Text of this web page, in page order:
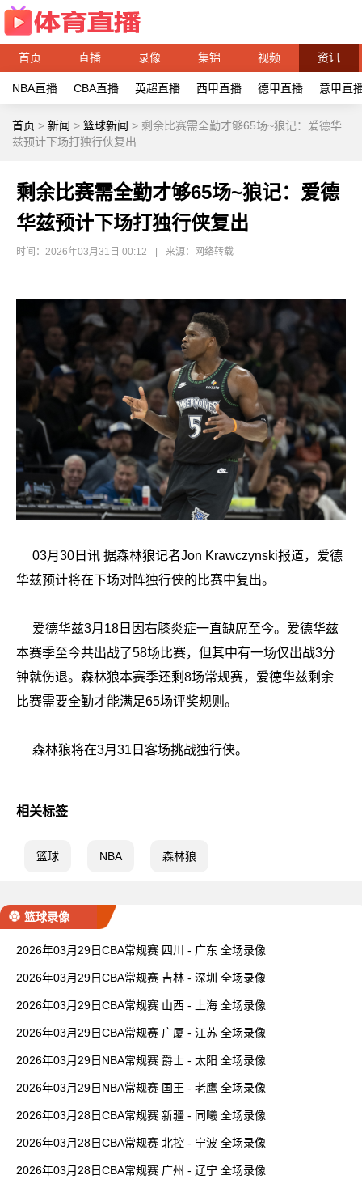
首页 直播 录像 集锦 视频 资讯
NBA直播 CBA直播 英超直播 西甲直播 德甲直播 意甲直
首页 > 新闻 > 篮球新闻 > 剩余比赛需全勤才够65场~狼记：爱德华
兹预计下场打独行侠复出
剩余比赛需全勤才够65场~狼记：爱德
华兹预计下场打独行侠复出
时间：2026年03月31日 00:12 来源：网络转载
03月30日讯 据森林狼记者Jon Krawczynski报道，爱德
华兹预计将在下场对阵独行侠的比赛中复出。
爱德华兹3月18日因右膝炎症一直缺席至今。爱德华兹
本赛季至今共出战了58场比赛，但其中有一场仅出战3分
钟就伤退。森林狼本赛季还剩8场常规赛，爱德华兹剩余
比赛需要全勤才能满足65场评奖规则。
森林狼将在3月31日客场挑战独行侠。
相关标签
篮球 NBA 森林狼
篮球录像
2026年03月29日CBA常规赛 四川 - 广东 全场录像
2026年03月29日CBA常规赛 吉林 - 深圳 全场录像
2026年03月29日CBA常规赛 山西 - 上海 全场录像
2026年03月29日CBA常规赛 广厦 - 江苏 全场录像
2026年03月29日NBA常规赛 爵士 - 太阳 全场录像
2026年03月29日NBA常规赛 国王 - 老鹰 全场录像
2026年03月28日CBA常规赛 新疆 - 同曦 全场录像
2026年03月28日CBA常规赛 北控 - 宁波 全场录像
2026年03月28日CBA常规赛 广州 - 辽宁 全场录像